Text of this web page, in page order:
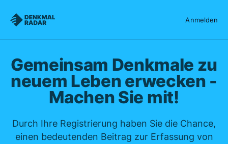
Denkmalradar Anmelden
Gemeinsam Denkmale zu
neuem Leben erwecken -
Machen Sie mit!
Durch Ihre Registrierung haben Sie die Chance,
einen bedeutenden Beitrag zur Erfassung von